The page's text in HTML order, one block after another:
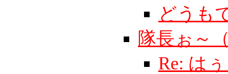
どうも
隊長ぉ～
Re: は